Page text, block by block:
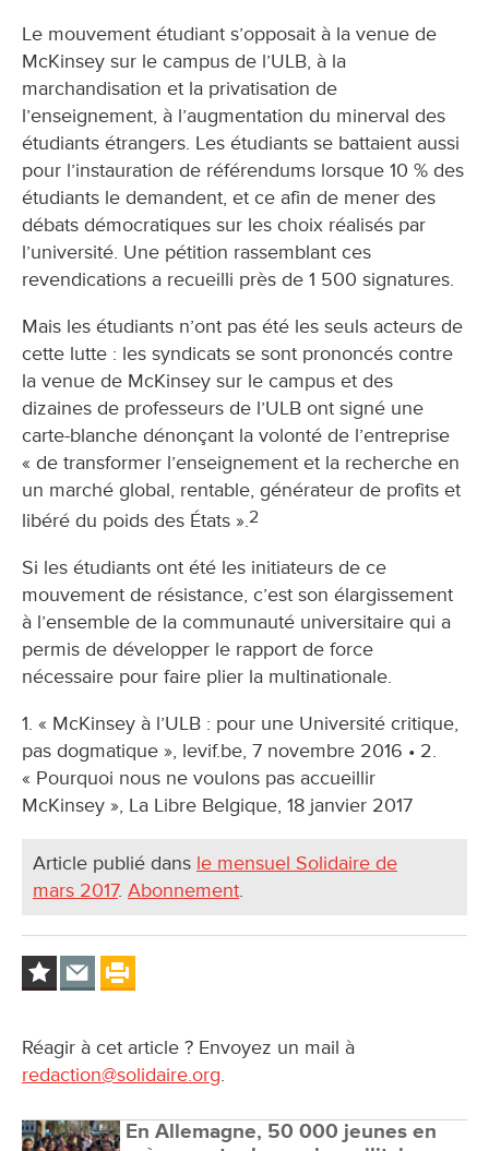
Le mouvement étudiant s’opposait à la venue de
McKinsey sur le campus de l’ULB, à la
marchandisation et la privatisation de
l’enseignement, à l’augmentation du minerval des
étudiants étrangers. Les étudiants se battaient aussi
pour l’instauration de référendums lorsque 10 % des
étudiants le demandent, et ce afin de mener des
débats démocratiques sur les choix réalisés par
l’université. Une pétition rassemblant ces
revendications a recueilli près de 1 500 signatures.
Mais les étudiants n’ont pas été les seuls acteurs de
cette lutte : les syndicats se sont prononcés contre
la venue de McKinsey sur le campus et des
dizaines de professeurs de l’ULB ont signé une
carte-blanche dénonçant la volonté de l’entreprise
« de transformer l’enseignement et la recherche en
un marché global, rentable, générateur de profits et
libéré du poids des États ».2
Si les étudiants ont été les initiateurs de ce
mouvement de résistance, c’est son élargissement
à l’ensemble de la communauté universitaire qui a
permis de développer le rapport de force
nécessaire pour faire plier la multinationale.
1. « McKinsey à l’ULB : pour une Université critique,
pas dogmatique », levif.be, 7 novembre 2016 • 2.
« Pourquoi nous ne voulons pas accueillir
McKinsey », La Libre Belgique, 18 janvier 2017
Article publié dans le mensuel Solidaire de
mars 2017. Abonnement.
Réagir à cet article ? Envoyez un mail à
redaction@solidaire.org.
En Allemagne, 50 000 jeunes en